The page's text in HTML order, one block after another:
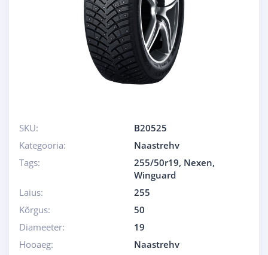
SKU:
B20525
Kategooria:
Naastrehv
Tags:
255/50r19, Nexen,
Winguard
Laius:
255
Kõrgus:
50
Diameeter:
19
Hooaeg:
Naastrehv